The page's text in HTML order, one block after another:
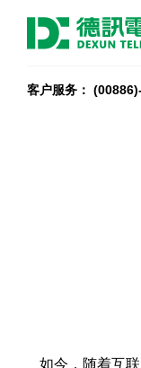
客户服务：
如今，随着互